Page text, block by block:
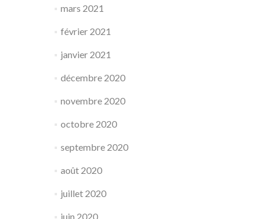
mars 2021
février 2021
janvier 2021
décembre 2020
novembre 2020
octobre 2020
septembre 2020
août 2020
juillet 2020
juin 2020